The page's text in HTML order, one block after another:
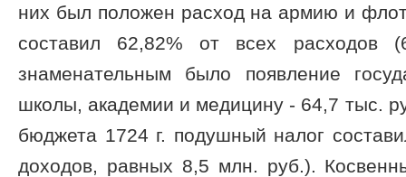
них был положен расход на армию и
составил 62,82% от всех расходов
знаменательным было появление
школы, академии и медицину - 64,7 тыс.
бюджета 1724 г. подушный налог
доходов, равных 8,5 млн. руб.).